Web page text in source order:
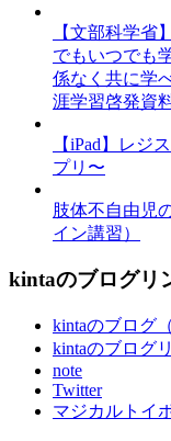
【文部科学
でもいつでも
係なく共に学
涯学習啓発資
【iPad】レジ
プリ〜
肢体不自由児
イン講習）
kintaのブログリ
kintaのブログ
kintaのブログ
note
Twitter
マジカルトイ